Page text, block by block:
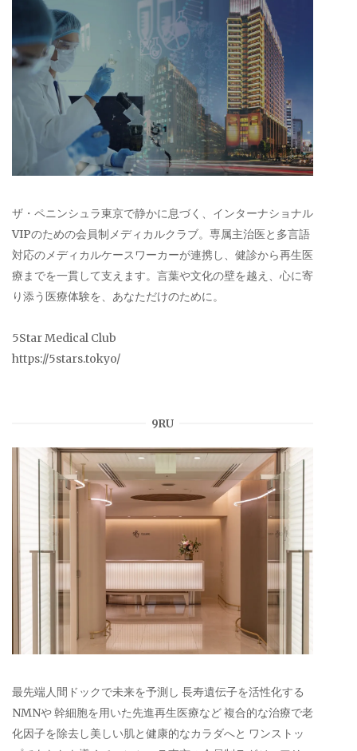
ザ・ペニンシュラ東京で静かに息づく、インターナショナル
VIPのための会員制メディカルクラブ。専属主治医と多言語
対応のメディカルケースワーカーが連携し、健診から再生医
療までを一貫して支えます。言葉や文化の壁を越え、心に寄
り添う医療体験を、あなただけのために。
5Star Medical Club
https://5stars.tokyo/
9RU
最先端人間ドックで未来を予測し 長寿遺伝子を活性化する
NMNや 幹細胞を用いた先進再生医療など 複合的な治療で老
化因子を除去し美しい肌と健康的なカラダへと ワンストッ